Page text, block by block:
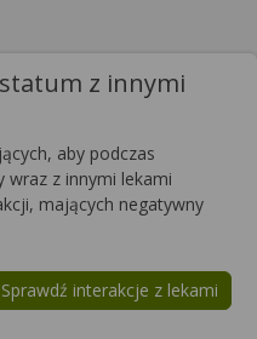
z innymi
aby podczas
z innymi lekami
mających negatywny
Sprawdź interakcje z lekami